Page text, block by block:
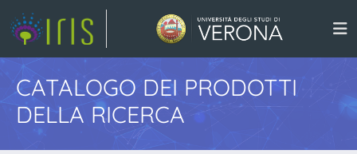
CATALOGO DEI PRODOTTI
DELLA RICERCA